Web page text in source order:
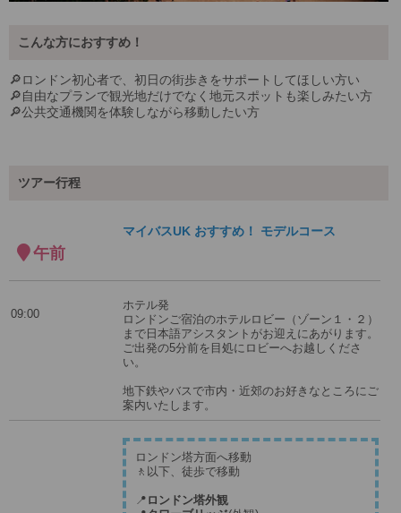
こんな方におすすめ！
🔎ロンドン初心者で、初日の街歩きをサポートしてほしい方い
🔎自由なプランで観光地だけでなく地元スポットも楽しみたい方
🔎公共交通機関を体験しながら移動したい方
ツアー行程
午前
マイバスUK おすすめ！ モデルコース
09:00
ホテル発
ロンドンご宿泊のホテルロビー（ゾーン１・２）
まで日本語アシスタントがお迎えにあがります。
ご出発の5分前を目処にロビーへお越しくださ
い。
地下鉄やバスで市内・近郊のお好きなところにご
案内いたします。
ロンドン塔方面へ移動
🚶以下、徒歩で移動
📍 ロンドン塔外観